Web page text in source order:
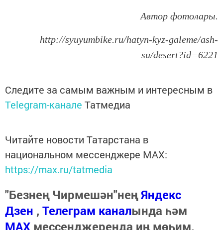
Автор фотолары.
http://syuyumbike.ru/hatyn-kyz-galeme/ash-
su/desert?id=6221
Следите за самым важным и интересным в
Telegram-канале Татмедиа
Читайте новости Татарстана в
национальном мессенджере MАХ:
https://max.ru/tatmedia
"Безнең Чирмешән"неңЯндекс
Дзен , Телеграм каналында һәм
МАХ мессенджеренда иң мөһим,